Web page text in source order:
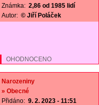
Známka: 2,86 od 1985 lidí
Autor: © Jiří Poláček
OHODNOCENO
Narozeniny
» Obecné
Přidáno: 9. 2. 2023 - 11:51